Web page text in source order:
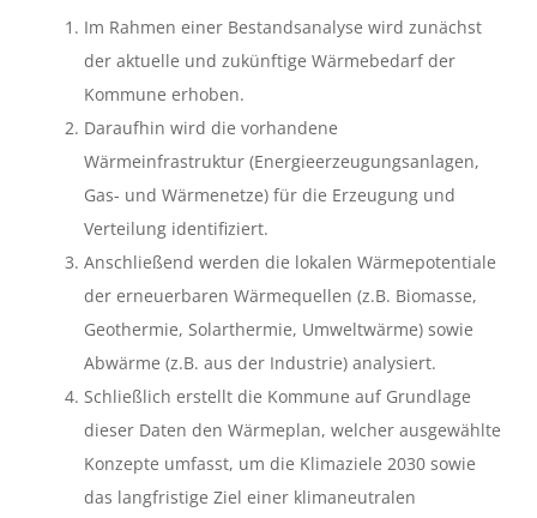
Im Rahmen einer Bestandsanalyse wird zunächst
der aktuelle und zukünftige Wärmebedarf der
Kommune erhoben.
Daraufhin wird die vorhandene
Wärmeinfrastruktur (Energieerzeugungsanlagen,
Gas- und Wärmenetze) für die Erzeugung und
Verteilung identifiziert.
Anschließend werden die lokalen Wärmepotentiale
der erneuerbaren Wärmequellen (z.B. Biomasse,
Geothermie, Solarthermie, Umweltwärme) sowie
Abwärme (z.B. aus der Industrie) analysiert.
Schließlich erstellt die Kommune auf Grundlage
dieser Daten den Wärmeplan, welcher ausgewählte
Konzepte umfasst, um die Klimaziele 2030 sowie
das langfristige Ziel einer klimaneutralen